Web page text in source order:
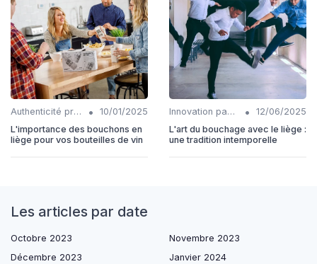
Authenticité produits •
10/01/2025
L'importance des bouchons en
liège pour vos bouteilles de vin
Innovation packaging •
12/06/2025
L'art du bouchage avec le liège :
une tradition intemporelle
Les articles par date
Octobre 2023
Novembre 2023
Décembre 2023
Janvier 2024